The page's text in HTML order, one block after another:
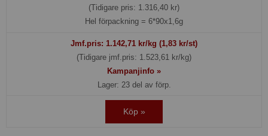
(Tidigare pris: 1.316,40 kr)
Hel förpackning = 6*90x1,6g
Jmf.pris: 1.142,71 kr/kg (1,83 kr/st)
(Tidigare jmf.pris: 1.523,61 kr/kg)
Kampanjinfo »
Lager: 23 del av förp.
Köp »